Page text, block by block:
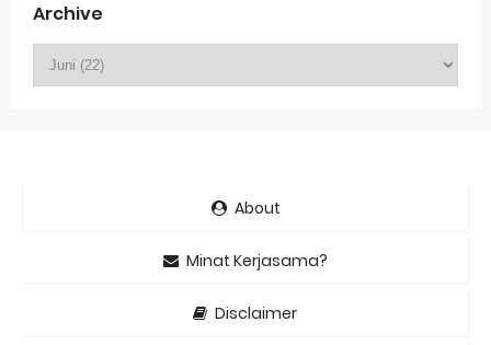
Archive
About
Minat Kerjasama?
Disclaimer